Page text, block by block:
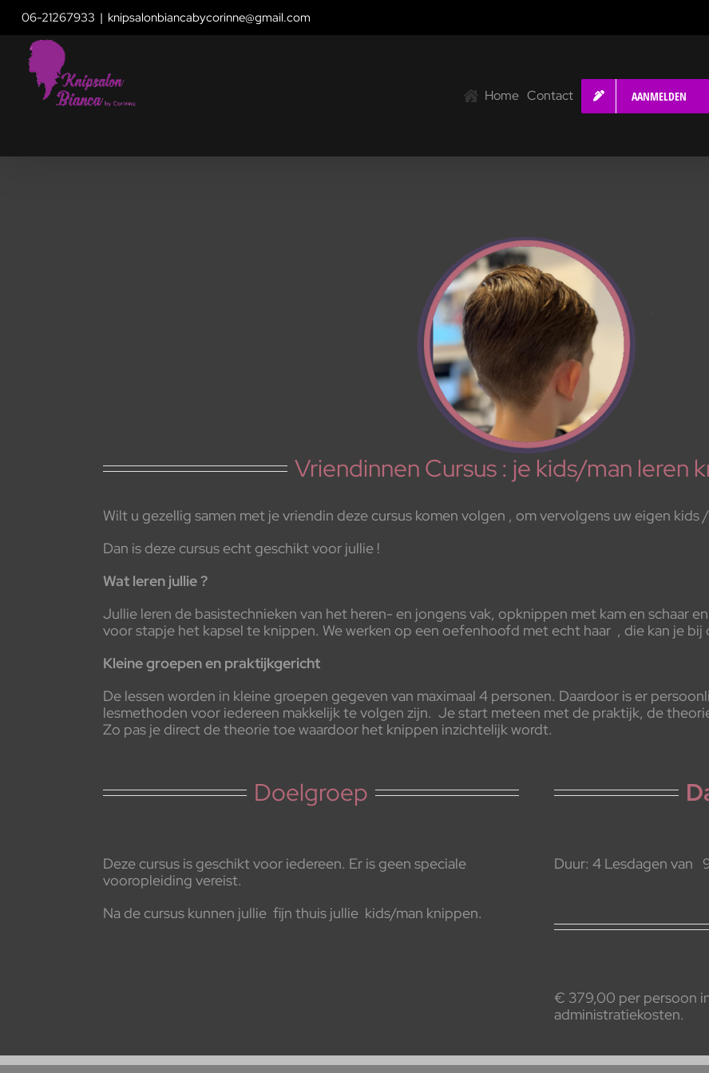
content
06-21267933 | knipsalonbiancabycorinne@gmail.com
Home Contact AANMELDEN
Vriendinnen Cursus : je kids/man leren
Wilt u gezellig samen met je vriendin deze cursus komen volgen , om vervolgens uw eigen kids
Dan is deze cursus echt geschikt voor jullie !
Wat leren jullie ?
Jullie leren de basistechnieken van het heren- en jongens vak, opknippen met kam en schaar
voor stapje het kapsel te knippen. We werken op een oefenhoofd met echt haar , die kan je
Kleine groepen en praktijkgericht
De lessen worden in kleine groepen gegeven van maximaal 4 personen. Daardoor is er
lesmethoden voor iedereen makkelijk te volgen zijn. Je start meteen met de praktijk, de
Zo pas je direct de theorie toe waardoor het knippen inzichtelijk wordt.
Doelgroep
Deze cursus is geschikt voor iedereen. Er is geen speciale
vooropleiding vereist.
Na de cursus kunnen jullie fijn thuis jullie kids/man knippen.
Duur: 4 Lesdagen van
€ 379,00 per persoon
administratiekosten.